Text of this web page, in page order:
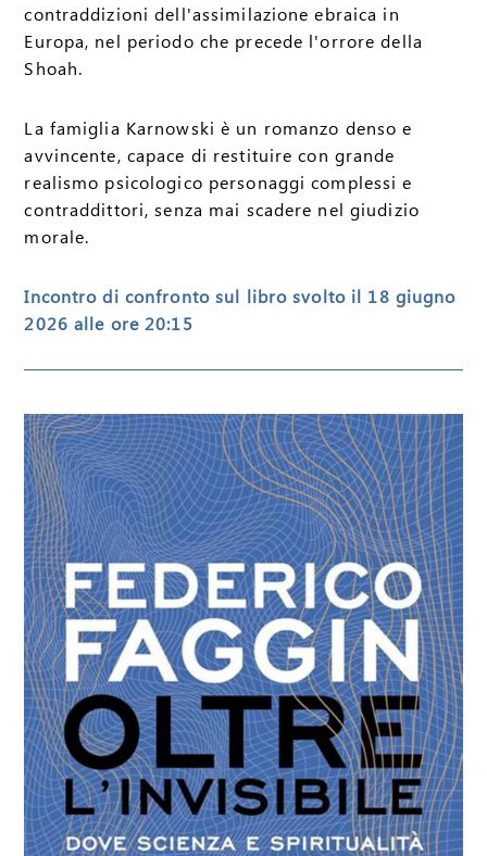
contraddizioni dell'assimilazione ebraica in
Europa, nel periodo che precede l'orrore della
Shoah.
La famiglia Karnowski è un romanzo denso e
avvincente, capace di restituire con grande
realismo psicologico personaggi complessi e
contraddittori, senza mai scadere nel giudizio
morale.
Incontro di confronto sul libro svolto il 18 giugno
2026 alle ore 20:15